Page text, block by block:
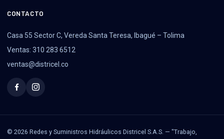
CONTACTO
Casa 55 Sector C, Vereda Santa Teresa, Ibagué – Tolima
Ventas: 310 283 6512
ventas@districel.co
© 2026 Redes y Suministros Hidráulicos Districel S.A.S. — "Trabajo,